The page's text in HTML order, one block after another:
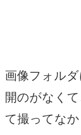
画像フォル
開のがなく
て撮ってな